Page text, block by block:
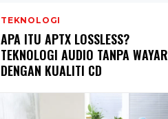
TEKNOLOGI
APA ITU APTX LOSSLESS?
TEKNOLOGI AUDIO TANPA WAYAR
DENGAN KUALITI CD